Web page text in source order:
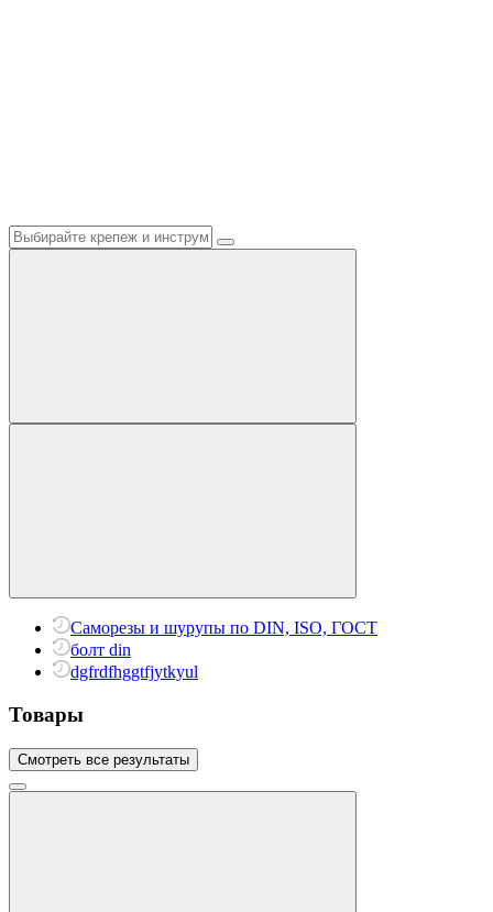
Саморезы и шурупы по DIN, ISO, ГОСТ
болт din
dgfrdfhggtfjytkyul
Товары
Смотреть все результаты